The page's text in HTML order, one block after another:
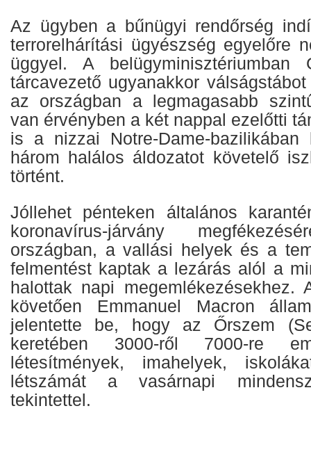
Az ügyben a bűnügyi rendőrség
terrorelhárítási ügyészség egyelőre
üggyel. A belügyminisztériumban
tárcavezető ugyanakkor
az országban a legmagasabb
van érvényben a két nappal ezelőtti
is a nizzai Notre-Dame-bazilikában
három halálos áldozatot követelő
történt.
Jóllehet pénteken általános
koronavírus-járvány
országban, a vallási helyek és a
felmentést kaptak a lezárás alól a
halottak napi megemlékezésekhez.
követően Emmanuel Macron
jelentette be, hogy az Őrszem
keretében 3000-ről 7000-re
létesítmények, imahelyek,
létszámát a vasárnapi
tekintettel.